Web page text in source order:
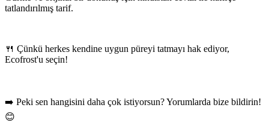
tatlandırılmış tarif.
🍴 Çünkü herkes kendine uygun püreyi tatmayı hak ediyor,
Ecofrost'u seçin!
➡️ Peki sen hangisini daha çok istiyorsun? Yorumlarda bize bildirin!
😊